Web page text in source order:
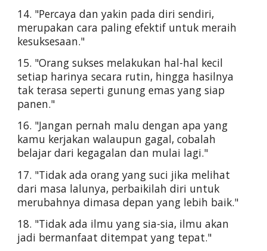
14. "Percaya dan yakin pada diri sendiri,
merupakan cara paling efektif untuk meraih
kesuksesaan."
15. "Orang sukses melakukan hal-hal kecil
setiap harinya secara rutin, hingga hasilnya
tak terasa seperti gunung emas yang siap
panen."
16. "Jangan pernah malu dengan apa yang
kamu kerjakan walaupun gagal, cobalah
belajar dari kegagalan dan mulai lagi."
17. "Tidak ada orang yang suci jika melihat
dari masa lalunya, perbaikilah diri untuk
merubahnya dimasa depan yang lebih baik."
18. "Tidak ada ilmu yang sia-sia, ilmu akan
jadi bermanfaat ditempat yang tepat."